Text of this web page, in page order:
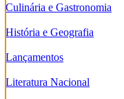
Culinária e Gastronomia
História e Geografia
Lançamentos
Literatura Nacional